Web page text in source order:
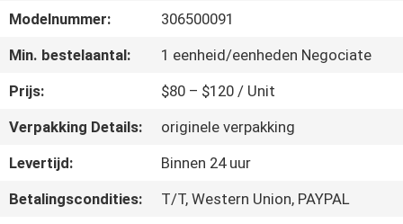
CONTACTEER
ONS
Modelnummer:
306500091
Min. bestelaantal:
1 eenheid/eenheden Negociate
Prijs:
$80 – $120 / Unit
Verpakking Details:
originele verpakking
Levertijd:
Binnen 24 uur
Betalingscondities:
T/T, Western Union, PAYPAL